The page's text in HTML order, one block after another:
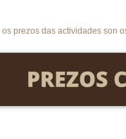
os prezos das actividades son